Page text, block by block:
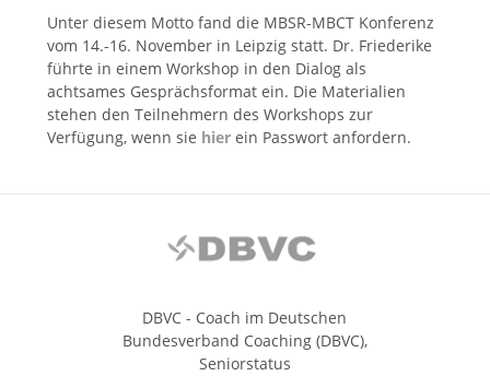
Unter diesem Motto fand die MBSR-MBCT Konferenz
vom 14.-16. November in Leipzig statt. Dr. Friederike
führte in einem Workshop in den Dialog als
achtsames Gesprächsformat ein. Die Materialien
stehen den Teilnehmern des Workshops zur
Verfügung, wenn sie hierein Passwort anfordern.
DBVC - Coach im Deutschen
Bundesverband Coaching (DBVC),
Seniorstatus